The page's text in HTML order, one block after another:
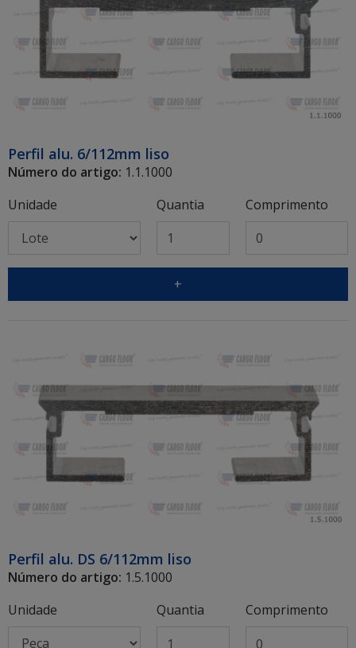
Perfil alu. 6/112mm liso
Número do artigo: 1.1.1000
Unidade
Quantia Comprimento
+
Perfil alu. DS 6/112mm liso
Número do artigo: 1.5.1000
Unidade
Quantia Comprimento